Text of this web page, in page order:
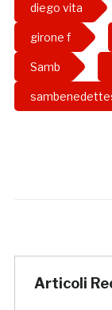
diego vita
girone f
Samb
Articoli